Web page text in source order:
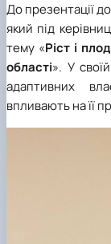
До презентації
який під
тему «Ріст і
області». У
адаптивних
впливають на її